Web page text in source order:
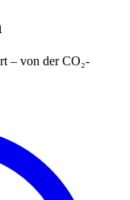
– von der CO₂-